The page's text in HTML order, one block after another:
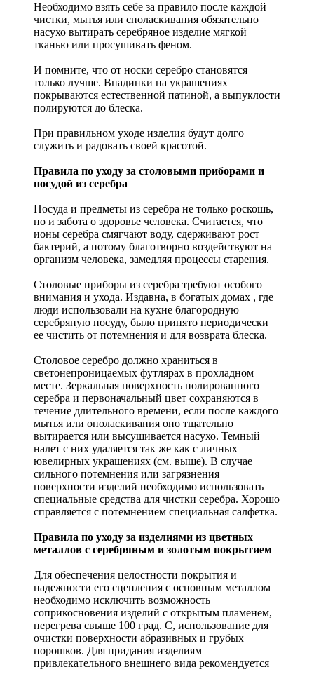
Необходимо взять себе за правило после каждой
чистки, мытья или споласкивания обязательно
насухо вытирать серебряное изделие мягкой
тканью или просушивать феном.
И помните, что от носки серебро становятся
только лучше. Впадинки на украшениях
покрываются естественной патиной, а выпуклости
полируются до блеска.
При правильном уходе изделия будут долго
служить и радовать своей красотой.
Правила по уходу за столовыми приборами и
посудой из серебра
Посуда и предметы из серебра не только роскошь,
но и забота о здоровье человека. Считается, что
ионы серебра смягчают воду, сдерживают рост
бактерий, а потому благотворно воздействуют на
организм человека, замедляя процессы старения.
Столовые приборы из серебра требуют особого
внимания и ухода. Издавна, в богатых домах , где
люди использовали на кухне благородную
серебряную посуду, было принято периодически
ее чистить от потемнения и для возврата блеска.
Столовое серебро должно храниться в
светонепроницаемых футлярах в прохладном
месте. Зеркальная поверхность полированного
серебра и первоначальный цвет сохраняются в
течение длительного времени, если после каждого
мытья или ополаскивания оно тщательно
вытирается или высушивается насухо. Темный
налет с них удаляется так же как с личных
ювелирных украшениях (см. выше). В случае
сильного потемнения или загрязнения
поверхности изделий необходимо использовать
специальные средства для чистки серебра. Хорошо
справляется с потемнением специальная салфетка.
Правила по уходу за изделиями из цветных
металлов с серебряным и золотым покрытием
Для обеспечения целостности покрытия и
надежности его сцепления с основным металлом
необходимо исключить возможность
соприкосновения изделий с открытым пламенем,
перегрева свыше 100 град. С, использование для
очистки поверхности абразивных и грубых
порошков. Для придания изделиям
привлекательного внешнего вида рекомендуется